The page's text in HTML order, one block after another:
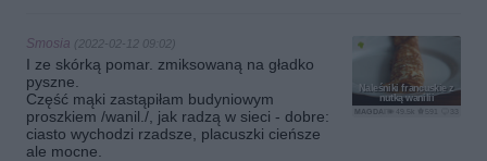
Naleśniki francuskie z
nutką wanilii
49.5k
MAGDAITYLE
Smosia (2022-02-12 09:02)
I ze skórką pomar. zmiksowaną na gładko
pyszne.
Część mąki zastąpiłam budyniowym
proszkiem /wanil./, jak radzą w sieci - dobre:
ciasto wychodzi rzadsze, placuszki cieńsze
ale mocne.